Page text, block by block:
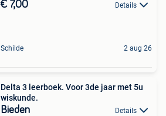
€ 7,00 Details
Schilde 2 aug 26
Delta 3 leerboek. Voor 3de jaar met 5u
wiskunde.
Bieden Details